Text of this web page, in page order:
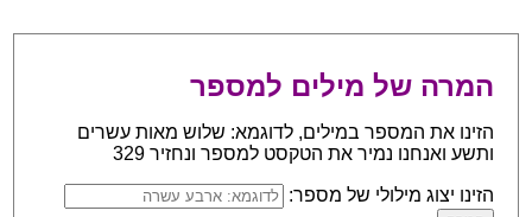
המרה של מילים למספר
הזינו את המספר במילים, לדוגמא: שלוש מאות עשרים
ותשע ואנחנו נמיר את הטקסט למספר ונחזיר 329
הזינו יצוג מילולי של מספר: